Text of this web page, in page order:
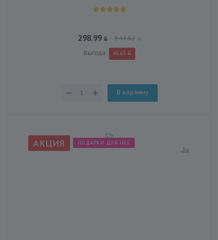
298.99 344.62
Выгода 45.63
В корзину
АКЦИЯ ПОДАРКИ ДЛЯ НЕЕ